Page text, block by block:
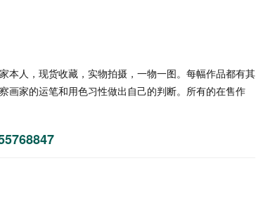
本人，现货收藏，实物拍摄，一物一图。每幅作品都有其
画家的运笔和用色习性做出自己的判断。所有的在售作